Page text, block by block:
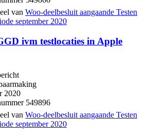
van Woo-deelbesluit aangaande Testen
september 2020
ivm testlocaties in Apple
2020
549896
van Woo-deelbesluit aangaande Testen
september 2020